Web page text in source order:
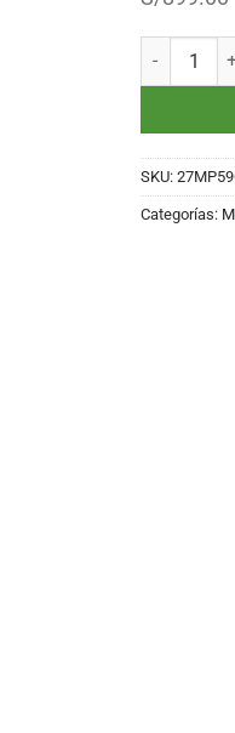
MONITOR
SKU:
Categorías: